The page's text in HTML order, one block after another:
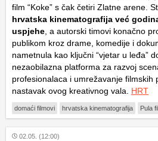
film “Koke” s čak četiri Zlatne arene.
hrvatska kinematografija već
uspjehe, a autorski timovi konačno
publikom kroz drame, komedije i
nametnula kao ključni “vjetar u leđa”
nezaobilazna platforma za razvoj
profesionalaca i umrežavanje filmskih
nastavak ovog kreativnog vala. HRT
domaći filmovi hrvatska kinematografija Pula
02.05. (12:00)